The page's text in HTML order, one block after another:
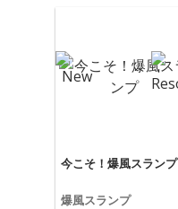
今こそ！爆風スランプ
爆風スランプ